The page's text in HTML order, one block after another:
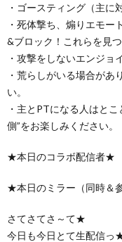
・ゴースティング（主に
・死体撃ち、煽りエモー
&ブロック！これらを見
・攻撃をしないエンジョ
・荒らしがいる場合があ
い。
・主とPTになる人はと
側”をお楽しみください。
★本日のコラボ配信者★
★本日のミラー（同時＆
さてさてさ～て★
今日も今日とて生配信っ